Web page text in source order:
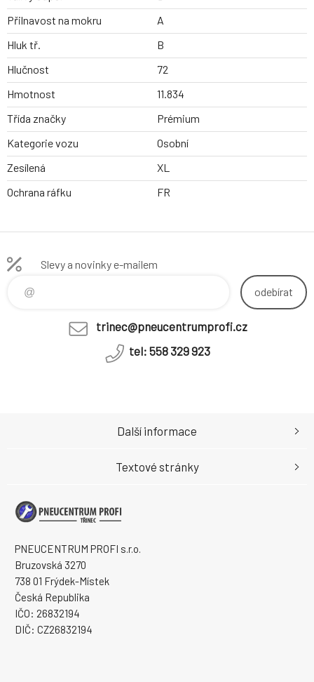
Přilnavost na mokru
A
Hluk tř.
B
Hlučnost
72
Hmotnost
11.834
Třída značky
Prémium
Kategorie vozu
Osobní
Zesílená
XL
Ochrana ráfku
FR
Slevy a novinky e-mailem
odebírat
trinec@pneucentrumprofi.cz
tel: 558 329 923
PNEUCENTRUM PROFI s.r.o.
Bruzovská 3270
738 01 Frýdek-Místek
Česká Republika
IČO: 26832194
DIČ: CZ26832194
Další informace
Textové stránky